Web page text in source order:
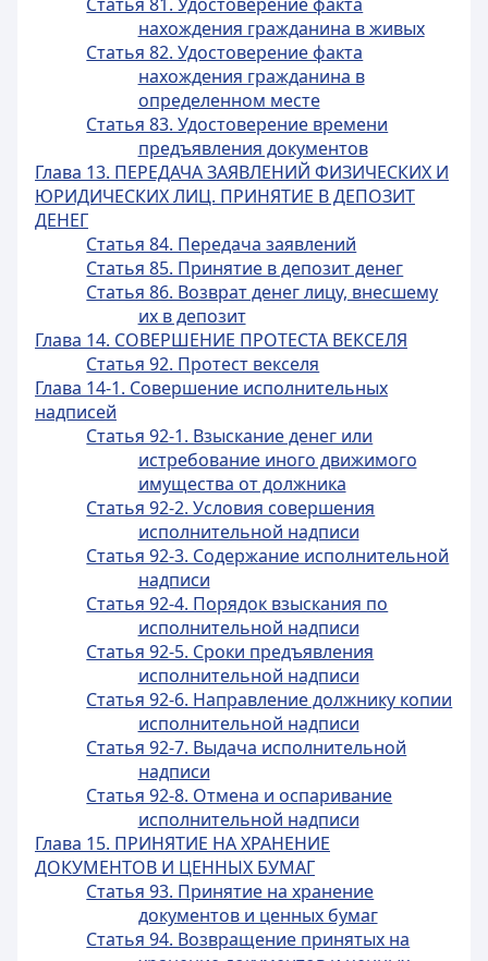
нахождения гражданина в живых
Статья 82. Удостоверение факта
нахождения гражданина в
определенном месте
Статья 83. Удостоверение времени
предъявления документов
Глава 13. ПЕРЕДАЧА ЗАЯВЛЕНИЙ ФИЗИЧЕСКИХ И
ЮРИДИЧЕСКИХ ЛИЦ. ПРИНЯТИЕ В ДЕПОЗИТ
ДЕНЕГ
Статья 84. Передача заявлений
Статья 85. Принятие в депозит денег
Статья 86. Возврат денег лицу, внесшему
их в депозит
Глава 14. СОВЕРШЕНИЕ ПРОТЕСТА ВЕКСЕЛЯ
Статья 92. Протест векселя
Глава 14-1. Совершение исполнительных
надписей
Статья 92-1. Взыскание денег или
истребование иного движимого
имущества от должника
Статья 92-2. Условия совершения
исполнительной надписи
Статья 92-3. Содержание исполнительной
надписи
Статья 92-4. Порядок взыскания по
исполнительной надписи
Статья 92-5. Сроки предъявления
исполнительной надписи
Статья 92-6. Направление должнику копии
исполнительной надписи
Статья 92-7. Выдача исполнительной
надписи
Статья 92-8. Отмена и оспаривание
исполнительной надписи
Глава 15. ПРИНЯТИЕ НА ХРАНЕНИЕ
ДОКУМЕНТОВ И ЦЕННЫХ БУМАГ
Статья 93. Принятие на хранение
документов и ценных бумаг
Статья 94. Возвращение принятых на